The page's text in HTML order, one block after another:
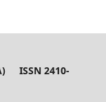
ISSN 2410-